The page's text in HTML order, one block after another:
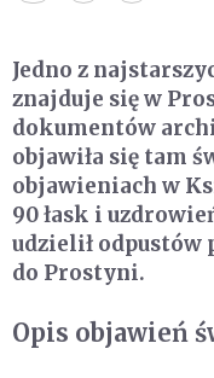
Jedno z
znajduje się w
dokumentów
objawiła się tam
objawieniach w
90 łask i
udzielił
do Prostyni.
Opis objawień